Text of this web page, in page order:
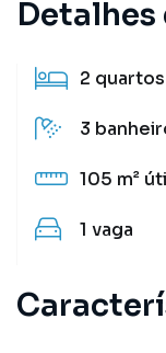
2 quartos
3
105 m²
1 vaga